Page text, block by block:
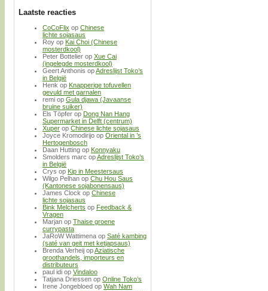
Laatste reacties
CoCoFlix op Chinese
lichte sojasaus
Roy op Kai Choi (Chinese
mosterdkool)
Peter Bottelier op Xue Cai
(ingelegde mosterdkool)
Geert Anthonis opAdreslijst Toko’s
in België
Henk op Knapperige tofuvellen
gevuld met garnalen
remi op Gula djawa (Javaanse
bruine suiker)
Els Töpfer op Dong Nan Hang
Supermarket in Delft (centrum)
Xuper op Chinese lichte sojasaus
Joyce Kromodirijo op Oriental in ’s
Hertogenbosch
Daan Hutting op Konnyaku
Smolders marc opAdreslijst Toko’s
in België
Crys op Kip in Meestersaus
Wilgo Pelhan op Chu Hou Saus
(Kantonese sojabonensaus)
James Clock op Chinese
lichte sojasaus
Bink Melcherts op Feedback &
Vragen
Marjan op Thaise groene
currypasta
JaRoW Wattimena op Saté kambing
(saté van geit met ketjapsaus)
Brenda Verheij opAziatische
groothandels, importeurs en
distributeurs
paul idi op Vindaloo
Tatjana Driessen op Online Toko’s
Irene Jongebloed op Wah Nam